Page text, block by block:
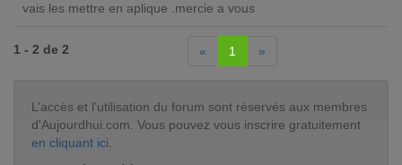
vais les mettre en aplique .mercie a vous
1 - 2 de 2 « 1 »
L’accès et l’utilisation du forum sont réservés aux membres
d'Aujourdhui.com. Vous pouvez vous inscrire gratuitement
en cliquant ici.